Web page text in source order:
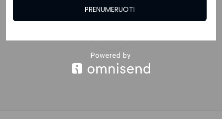
ĮKELTI
PRENUMERUOTI